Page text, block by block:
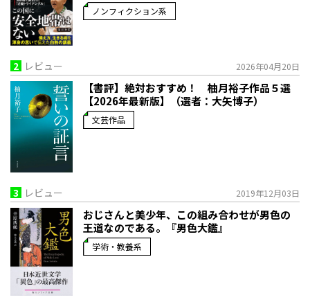
ノンフィクション系
2 レビュー 2026年04月20日
【書評】絶対おすすめ！ 柚月裕子作品５選
【2026年最新版】（選者：大矢博子）
文芸作品
3 レビュー 2019年12月03日
おじさんと美少年、この組み合わせが男色の
王道なのである。『男色大鑑』
学術・教養系